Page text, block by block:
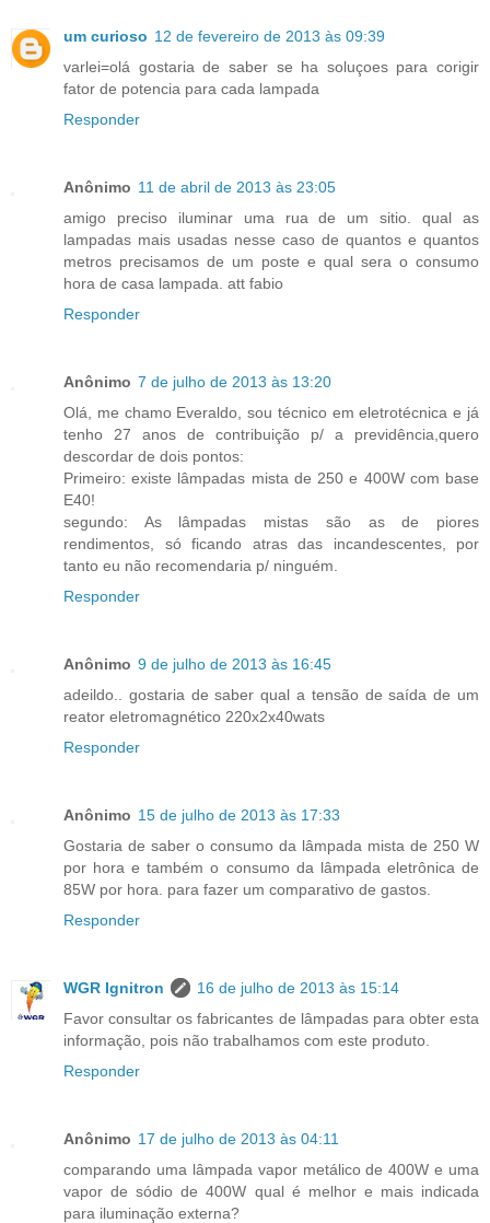
um curioso 12 de fevereiro de 2013 às 09:39
varlei=olá gostaria de saber se ha soluçoes para corigir
fator de potencia para cada lampada
Responder
Anônimo 11 de abril de 2013 às 23:05
amigo preciso iluminar uma rua de um sitio. qual as
lampadas mais usadas nesse caso de quantos e quantos
metros precisamos de um poste e qual sera o consumo
hora de casa lampada. att fabio
Responder
Anônimo 7 de julho de 2013 às 13:20
Olá, me chamo Everaldo, sou técnico em eletrotécnica e já
tenho 27 anos de contribuição p/ a previdência,quero
descordar de dois pontos:
Primeiro: existe lâmpadas mista de 250 e 400W com base
E40!
segundo: As lâmpadas mistas são as de piores
rendimentos, só ficando atras das incandescentes, por
tanto eu não recomendaria p/ ninguém.
Responder
Anônimo 9 de julho de 2013 às 16:45
adeildo.. gostaria de saber qual a tensão de saída de um
reator eletromagnético 220x2x40wats
Responder
Anônimo 15 de julho de 2013 às 17:33
Gostaria de saber o consumo da lâmpada mista de 250 W
por hora e também o consumo da lâmpada eletrônica de
85W por hora. para fazer um comparativo de gastos.
Responder
WGR Ignitron
16 de julho de 2013 às 15:14
Favor consultar os fabricantes de lâmpadas para obter esta
informação, pois não trabalhamos com este produto.
Responder
Anônimo 17 de julho de 2013 às 04:11
comparando uma lâmpada vapor metálico de 400W e uma
vapor de sódio de 400W qual é melhor e mais indicada
para iluminação externa?